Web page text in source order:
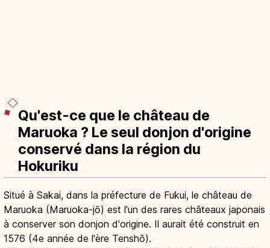
Qu'est-ce que le château de
Maruoka ? Le seul donjon d'origine
conservé dans la région du
Hokuriku
Situé à Sakai, dans la préfecture de Fukui, le château de
Maruoka (Maruoka-jō) est l'un des rares châteaux japonais
à conserver son donjon d'origine. Il aurait été construit en
1576 (4e année de l'ère Tenshō).